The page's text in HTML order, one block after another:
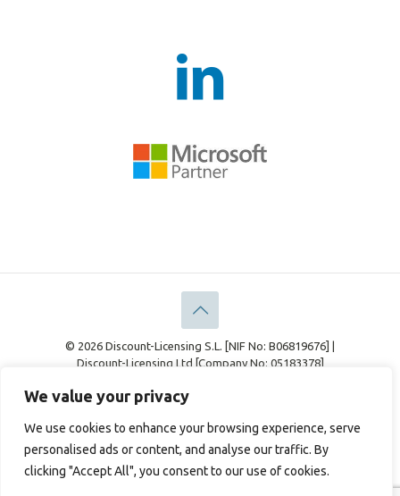
We value your privacy
We use cookies to enhance your browsing experience, serve
personalised ads or content, and analyse our traffic. By
clicking "Accept All", you consent to our use of cookies.
© 2026 Discount-Licensing S.L. [NIF No: B06819676] |
Discount-Licensing Ltd [Company No: 05183378]
Información Legal
Política de cookies